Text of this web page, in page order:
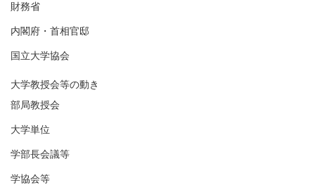
財務省
内閣府・首相官邸
国立大学協会
大学教授会等の動き
部局教授会
大学単位
学部長会議等
学協会等